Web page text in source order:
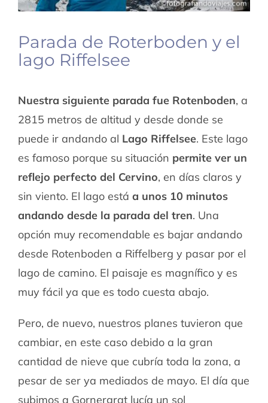
Parada de Roterboden y el
lago Riffelsee
Nuestra siguiente parada fue Rotenboden, a
2815 metros de altitud y desde donde se
puede ir andando al Lago Riffelsee. Este lago
es famoso porque su situación permite ver un
reflejo perfecto del Cervino, en días claros y
sin viento. El lago está a unos 10 minutos
andando desde la parada del tren. Una
opción muy recomendable es bajar andando
desde Rotenboden a Riffelberg y pasar por el
lago de camino. El paisaje es magnífico y es
muy fácil ya que es todo cuesta abajo.
Pero, de nuevo, nuestros planes tuvieron que
cambiar, en este caso debido a la gran
cantidad de nieve que cubría toda la zona, a
pesar de ser ya mediados de mayo. El día que
subimos a Gornergrat lucía un sol